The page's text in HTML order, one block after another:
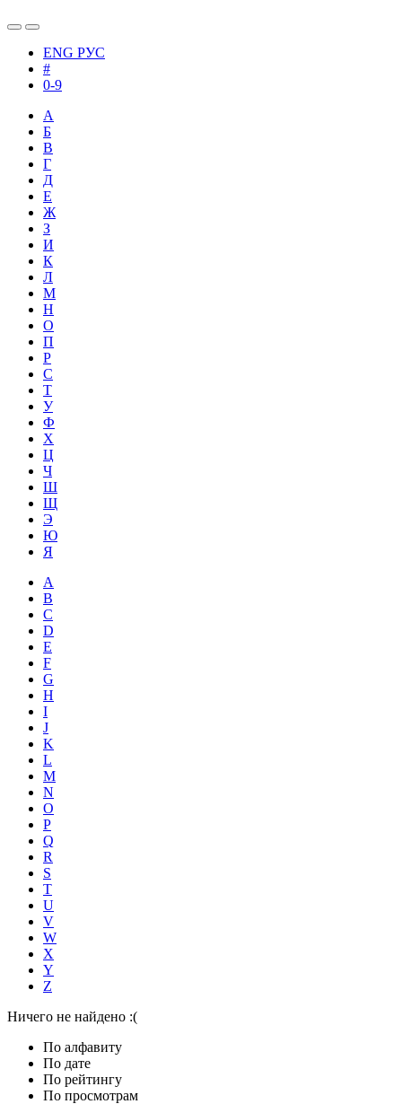
ENG РУС
#
0-9
А
Б
В
Г
Д
Е
Ж
З
И
К
Л
М
Н
О
П
Р
С
Т
У
Ф
Х
Ц
Ч
Ш
Щ
Э
Ю
Я
A
B
C
D
E
F
G
H
I
J
K
L
M
N
O
P
Q
R
S
T
U
V
W
X
Y
Z
Ничего не найдено :(
По алфавиту
По дате
По рейтингу
По просмотрам